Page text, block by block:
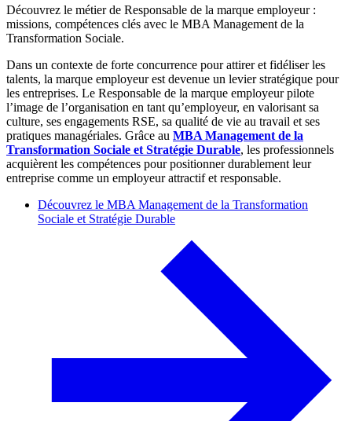
Découvrez le métier de Responsable de la marque employeur :
missions, compétences clés avec le MBA Management de la
Transformation Sociale.
Dans un contexte de forte concurrence pour attirer et fidéliser les
talents, la marque employeur est devenue un levier stratégique pour
les entreprises. Le Responsable de la marque employeur pilote
l’image de l’organisation en tant qu’employeur, en valorisant sa
culture, ses engagements RSE, sa qualité de vie au travail et ses
pratiques managériales. Grâce au MBA Management de la
Transformation Sociale et Stratégie Durable, les professionnels
acquièrent les compétences pour positionner durablement leur
entreprise comme un employeur attractif et responsable.
Découvrez le MBA Management de la Transformation
Sociale et Stratégie Durable